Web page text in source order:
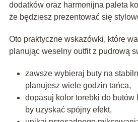
dodatków oraz harmonijna paleta
że będziesz prezentować się
Oto praktyczne wskazówki, które
planując weselny outfit z pudrową
zawsze wybieraj buty na
planujesz wiele godzin tańca,
dopasuj kolor torebki do butów
by uzyskać spójny efekt,